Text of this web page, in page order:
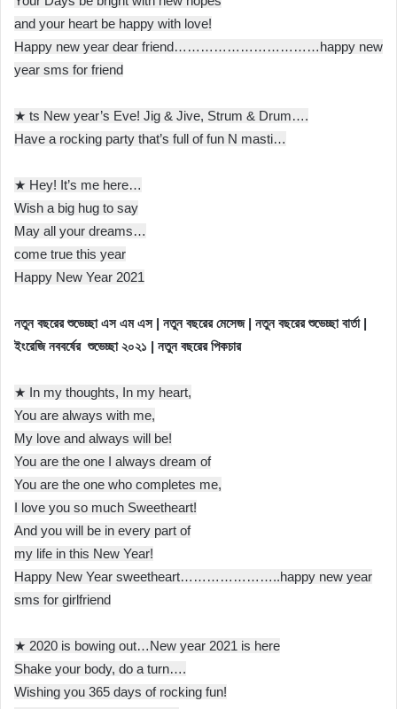
and your heart be happy with love!
Happy new year dear friend……………………………happy new
year sms for friend
★ ts New year’s Eve! Jig & Jive, Strum & Drum….
Have a rocking party that’s full of fun N masti…
★ Hey! It’s me here…
Wish a big hug to say
May all your dreams…
come true this year
Happy New Year 2021
নতুন বছরের শুভেচ্ছা এস এম এস | নতুন বছরের মেসেজ | নতুন বছরের শুভেচ্ছা বার্তা |
ইংরেজি নববর্ষের শুভেচ্ছা ২০২১ | নতুন বছরের পিকচার
★ In my thoughts, In my heart,
You are always with me,
My love and always will be!
You are the one I always dream of
You are the one who completes me,
I love you so much Sweetheart!
And you will be in every part of
my life in this New Year!
Happy New Year sweetheart…………………..happy new year
sms for girlfriend
★ 2020 is bowing out…New year 2021 is here
Shake your body, do a turn….
Wishing you 365 days of rocking fun!